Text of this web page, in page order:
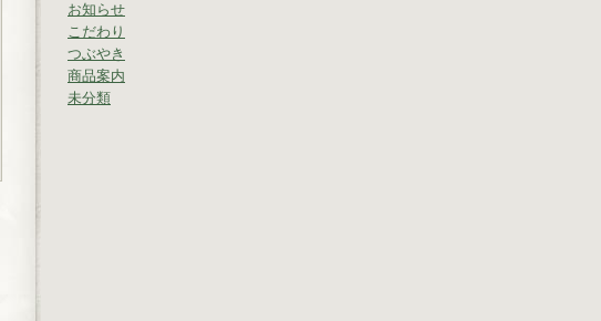
お知らせ
こだわり
つぶやき
商品案内
未分類